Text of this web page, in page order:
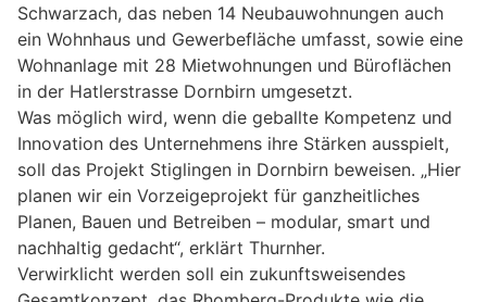
Schwarzach, das neben 14 Neubauwohnungen auch
ein Wohnhaus und Gewerbefläche umfasst, sowie eine
Wohnanlage mit 28 Mietwohnungen und Büroflächen
in der Hatlerstrasse Dornbirn umgesetzt.
Was möglich wird, wenn die geballte Kompetenz und
Innovation des Unternehmens ihre Stärken ausspielt,
soll das Projekt Stiglingen in Dornbirn beweisen. „Hier
planen wir ein Vorzeigeprojekt für ganzheitliches
Planen, Bauen und Betreiben – modular, smart und
nachhaltig gedacht“, erklärt Thurnher.
Verwirklicht werden soll ein zukunftsweisendes